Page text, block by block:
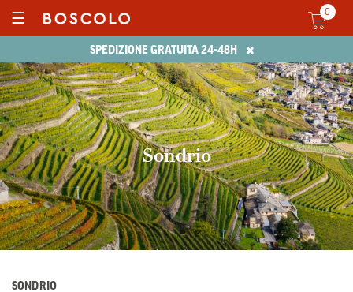
SPEDIZIONE GRATUITA 24-48H ×
☰ 0
Sondrio
SONDRIO